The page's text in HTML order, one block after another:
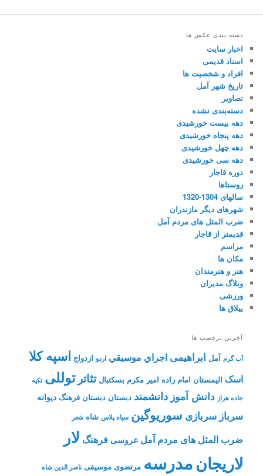
دسته بندی عکس ها
اخبار سایت
اسناد قدیمی
افراد و شخصیت ها
تاریخ شهر آمل
تصاویر
دسته‌بندی نشده
دهه بیست خورشیدی
دهه پنجاه خورشیدی
دهه چهل خورشیدی
دهه سی خورشیدی
دوره قاجار
روستاها
سالهای 1304-1320
شهرهای دیگر مازندران
ضرب المثل های مردم آمل
قدیمتر از قاجار
مراسم
مکان ها
هنر و هنرمندان
وبلاگ مدیران
ورزشی
ییلاق ها
آخرین برچسب ها
آب گرم آمل ابراهیمی اجراي موسيقي اردو ازدواج اسپه کلا
اسک الیمستان امام زاده امیر مکرم بسکتبال تئاتر توللی تکیه
جاده هراز دانش آموز دانشمند دبستان دبستان فرهنگ دیوانه
سرباز سربازی سوریوگین سیاه پلاس شاه شعر
ضرب المثل های مردم آمل عروسی فرهنگ لار
لاریجانمدرسه مرتضوی موسیقی ناصر الدین شاه